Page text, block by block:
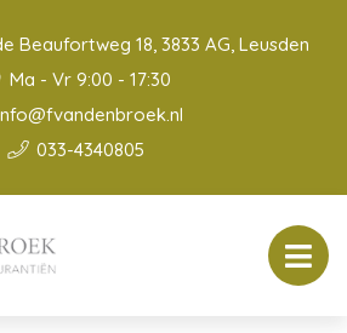
Beaufortweg 18, 3833 AG, Leusden
Ma - Vr 9:00 - 17:30
033-4340805